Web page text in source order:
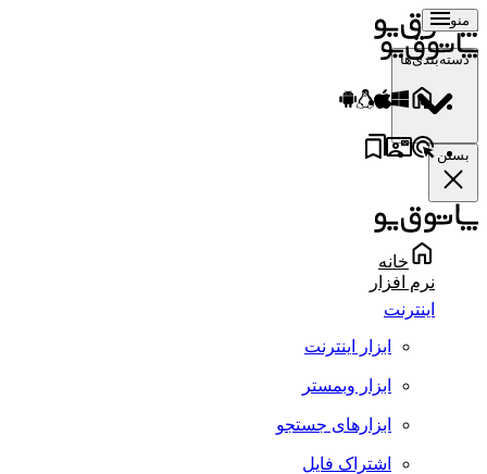
منو
دسته‌بندی‌ها
بستن
خانه
نرم افزار
اینترنت
ابزار اینترنت
ابزار وبمستر
ابزارهای جستجو
اشتراک فایل